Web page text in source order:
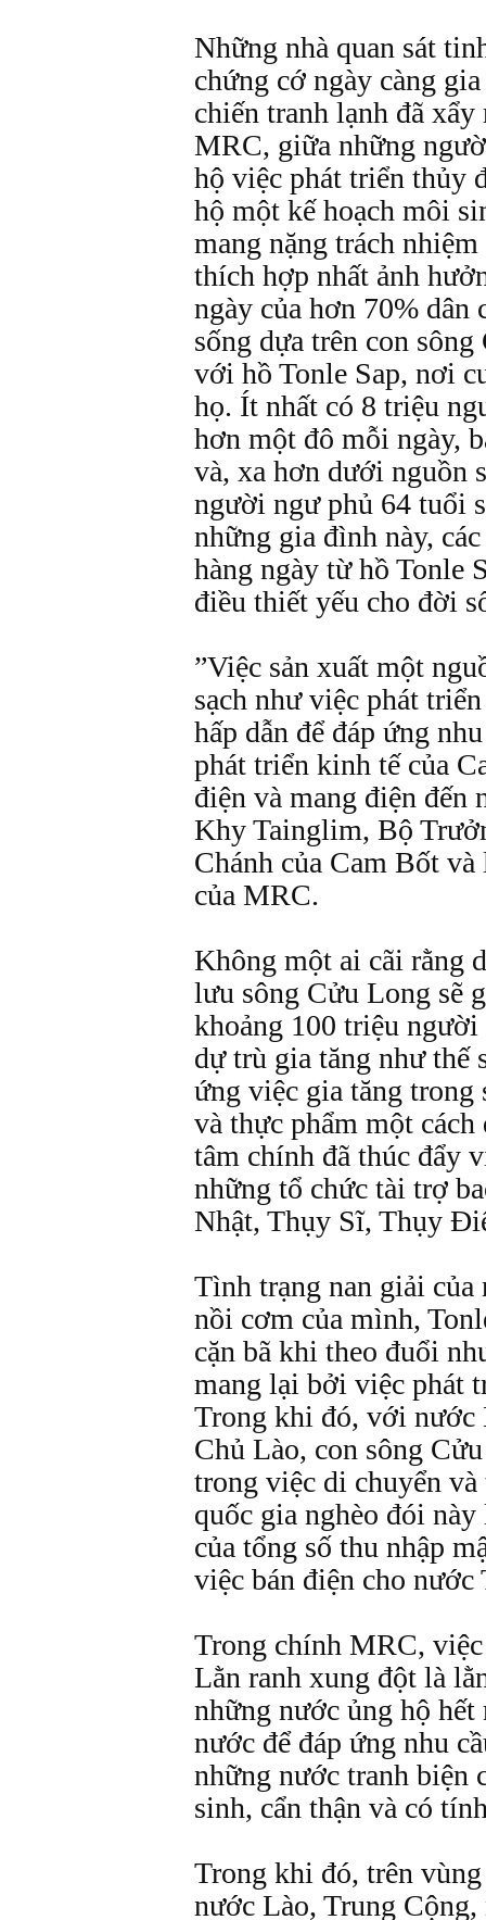
Những nhà quan sát
chứng cớ ngày càng
chiến tranh lạnh đã
MRC, giữa những
hộ việc phát triển thủy
hộ một kế hoạch môi
mang nặng trách
thích hợp nhất ảnh
ngày của hơn 70% dân
sống dựa trên con
với hồ Tonle Sap, nơi
họ. Ít nhất có 8 triệu
hơn một đô mỗi ngày,
và, xa hơn dưới nguồn
người ngư phủ 64 tuổi
những gia đình này,
hàng ngày từ hồ Tonle
điều thiết yếu cho đời
”Việc sản xuất một
sạch như việc phát
hấp dẫn để đáp ứng
phát triển kinh tế của
điện và mang điện đến
Khy Tainglim, Bộ
Chánh của Cam Bốt
của MRC.
Không một ai cãi rằng
lưu sông Cửu Long sẽ
khoảng 100 triệu
dự trù gia tăng như thế
ứng việc gia tăng trong
và thực phẩm một
tâm chính đã thúc đẩy
những tổ chức tài trợ
Nhật, Thụy Sĩ, Thụy
Tình trạng nan giải
nồi cơm của mình,
cặn bã khi theo đuổi
mang lại bởi việc phát
Trong khi đó, với nước
Chủ Lào, con sông
trong việc di chuyển
quốc gia nghèo đói
của tổng số thu nhập
việc bán điện cho nước
Trong chính MRC,
Lằn ranh xung đột là
những nước ủng hộ
nước để đáp ứng nhu
những nước tranh biện
sinh, cẩn thận và có
Trong khi đó, trên
nước Lào, Trung